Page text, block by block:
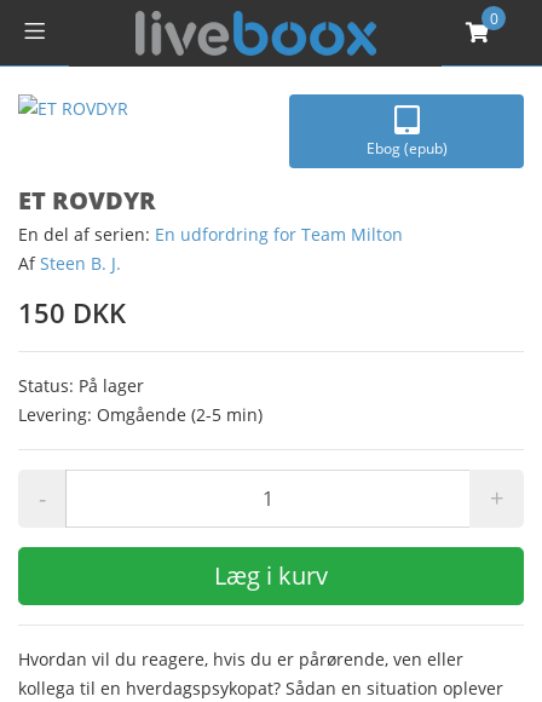
0
Ebog (epub)
ET ROVDYR
En del af serien: En udfordring for Team Milton
AfSteen B. J.
150 DKK
Status: På lager
Levering: Omgående (2-5 min)
- +
Læg i kurv
Hvordan vil du reagere, hvis du er pårørende, ven eller
kollega til en hverdagspsykopat? Sådan en situation oplever